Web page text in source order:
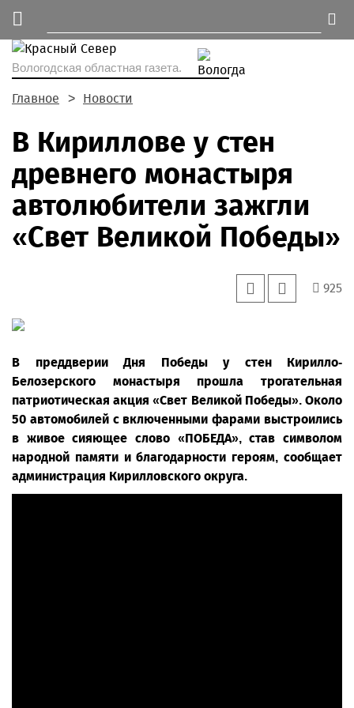
Вологодская областная газета.
Главное Новости
В Кириллове у стен
древнего монастыря
автолюбители зажгли
«Свет Великой Победы»
925
В преддверии Дня Победы у стен Кирилло-
Белозерского монастыря прошла трогательная
патриотическая акция «Свет Великой Победы». Около
50 автомобилей с включенными фарами выстроились
в живое сияющее слово «ПОБЕДА», став символом
народной памяти и благодарности героям, сообщает
администрация Кирилловского округа.